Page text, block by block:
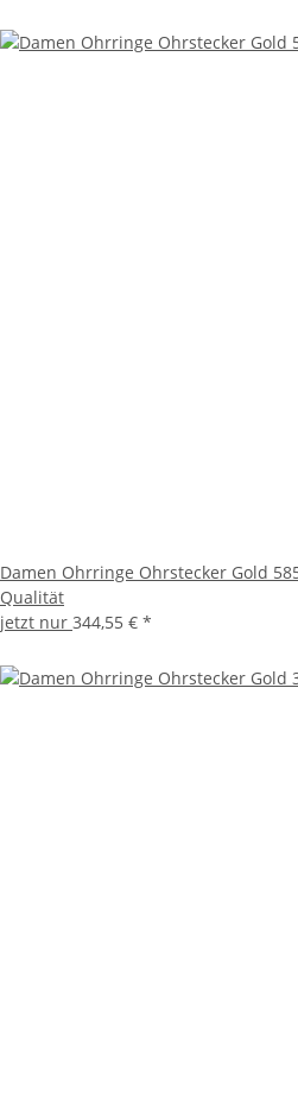
Damen Ohrringe Ohrstecker Gold
Qualität
jetzt nur 344,55 € *